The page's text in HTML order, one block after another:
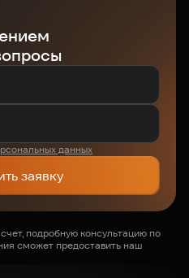
данных
заявку
подробную консультацию по
сможет предоставить наш